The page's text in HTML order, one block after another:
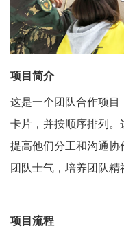
项目简介
这是一个团队合作项
卡片，并按顺序排列。
提高他们分工和沟通
团队士气，培养团队精
项目流程